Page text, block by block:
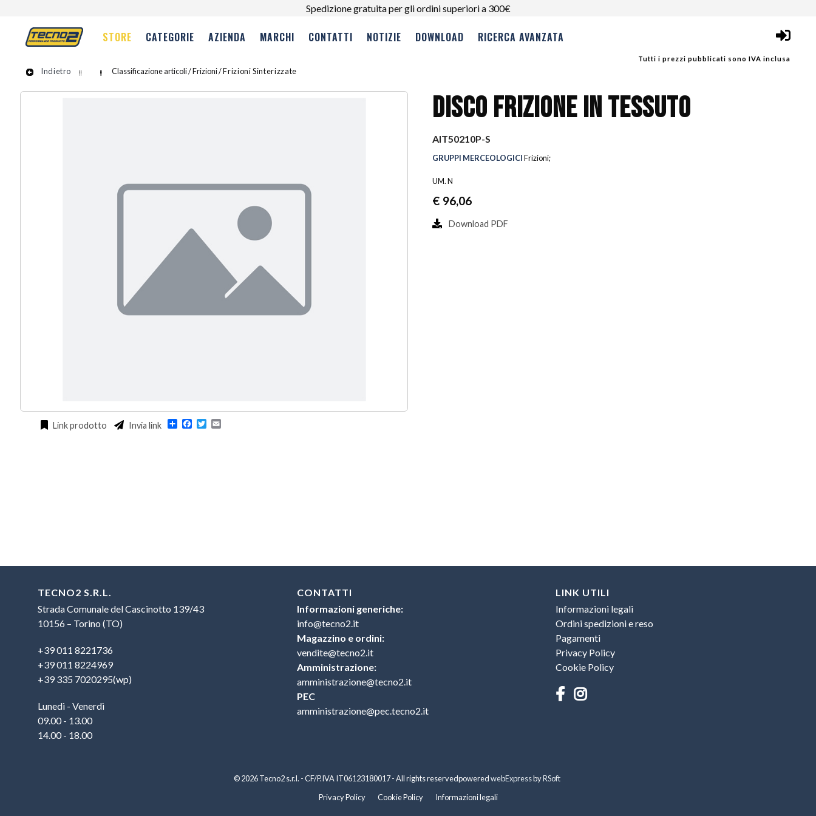
Spedizione gratuita per gli ordini superiori a 300€
Tutti i prezzi pubblicati sono IVA inclusa
STORE CATEGORIE AZIENDA MARCHI CONTATTI NOTIZIE DOWNLOAD RICERCA AVANZATA
Indietro Classificazione articoli / Frizioni /Frizioni Sinterizzate
DISCO FRIZIONE IN TESSUTO
AIT50210P-S
GRUPPI MERCEOLOGICIFrizioni
UM. N
Download PDF
€ 96,06
Link prodotto Invia link Condividi
Facebook
Twitter
Email
TECNO2 S.R.L.
Strada Comunale del Cascinotto 139/43
10156 – Torino (TO)
+39 011 8221736
+39 011 8224969
+39 335 7020295(wp)
Lunedì - Venerdì
09.00 - 13.00
14.00 - 18.00
CONTATTI
Informazioni generiche:
info@tecno2.it
Magazzino e ordini:
vendite@tecno2.it
Amministrazione:
amministrazione@tecno2.it
PEC
amministrazione@pec.tecno2.it
LINK UTILI
Informazioni legali
Ordini spedizioni e reso
Pagamenti
Privacy Policy
Cookie Policy
Privacy Policy Cookie Policy Informazioni legali
© 2026 Tecno2 s.r.l. - CF/P.IVA IT06123180017 - All rights reservedpoweredwebExpressbyRSoft